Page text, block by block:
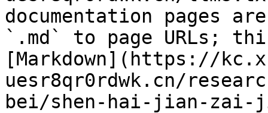
documentation pages
`.md` to page URLs;
[Markdown](https://
uesr8qr0rdwk.cn/
bei/shen-hai-jian-zai-